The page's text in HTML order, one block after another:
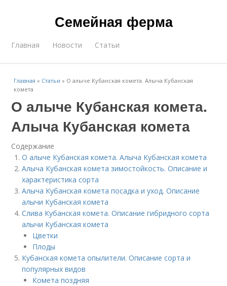
Семейная ферма
Главная Новости Статьи
Главная » Статьи » О алыче Кубанская комета. Алыча Кубанская
комета
О алыче Кубанская комета.
Алыча Кубанская комета
Содержание
О алыче Кубанская комета. Алыча Кубанская комета
Алыча Кубанская комета зимостойкость. Описание и
характеристика сорта
Алыча Кубанская комета посадка и уход. Описание
алычи Кубанская комета
Слива Кубанская комета. Описание гибридного сорта
алычи Кубанская комета
Цветки
Плоды
Кубанская комета опылители. Описание сорта и
популярных видов
Комета поздняя